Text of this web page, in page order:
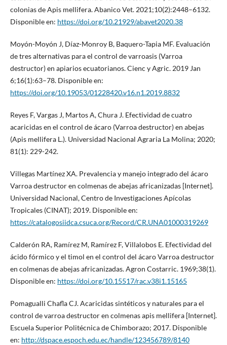
colonias de Apis mellifera. Abanico Vet. 2021;10(2):2448–6132.
Disponible en: https://doi.org/10.21929/abavet2020.38
Moyón-Moyón J, Díaz-Monroy B, Baquero-Tapia MF. Evaluación
de tres alternativas para el control de varroasis (Varroa
destructor) en apiarios ecuatorianos. Cienc y Agric. 2019 Jan
6;16(1):63–78. Disponible en:
https://doi.org/10.19053/01228420.v16.n1.2019.8832
Reyes F, Vargas J, Martos A, Chura J. Efectividad de cuatro
acaricidas en el control de ácaro (Varroa destructor) en abejas
(Apis mellifera L.). Universidad Nacional Agraria La Molina; 2020;
81(1): 229-242.
Villegas Martínez XA. Prevalencia y manejo integrado del ácaro
Varroa destructor en colmenas de abejas africanizadas [Internet].
Universidad Nacional, Centro de Investigaciones Apícolas
Tropicales (CINAT); 2019. Disponible en:
https://catalogosiidca.csuca.org/Record/CR.UNA01000319269
Calderón RA, Ramírez M, Ramírez F, Villalobos E. Efectividad del
ácido fórmico y el timol en el control del ácaro Varroa destructor
en colmenas de abejas africanizadas. Agron Costarric. 1969;38(1).
Disponible en: https://doi.org/10.15517/rac.v38i1.15165
Pomagualli Chafla CJ. Acaricidas sintéticos y naturales para el
control de varroa destructor en colmenas apis mellifera [Internet].
Escuela Superior Politécnica de Chimborazo; 2017. Disponible
en: http://dspace.espoch.edu.ec/handle/123456789/8140